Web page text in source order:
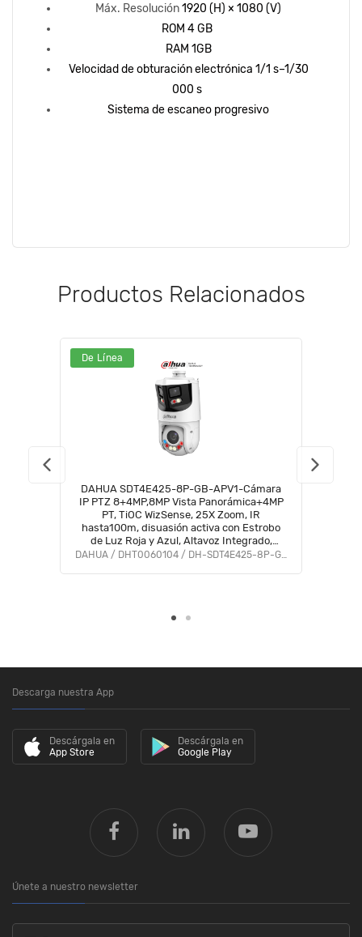
Máx. Resolución1920 (H) × 1080 (V)
ROM 4 GB
RAM 1GB
Velocidad de obturación electrónica 1/1 s–1/30
000 s
Sistema de escaneo progresivo
Productos Relacionados
De Línea
DAHUA SDT4E425-8P-GB-APV1-Cámara
IP PTZ 8+4MP,8MP Vista Panorámica+4MP
PT, TiOC WizSense, 25X Zoom, IR
hasta100m, disuasión activa con Estrobo
de Luz Roja y Azul, Altavoz Integrado,
protección perimetral, Iluminador dual
DAHUA / DHT0060104 / DH-SDT4E425-8P-GB-APV1
Descarga nuestra App
Descárgala en
App Store
Descárgala en
Google Play
Únete a nuestro newsletter